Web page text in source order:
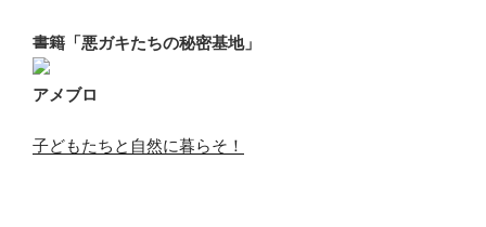
書籍「悪ガキたちの秘密基地」
アメブロ
子どもたちと自然に暮らそ！